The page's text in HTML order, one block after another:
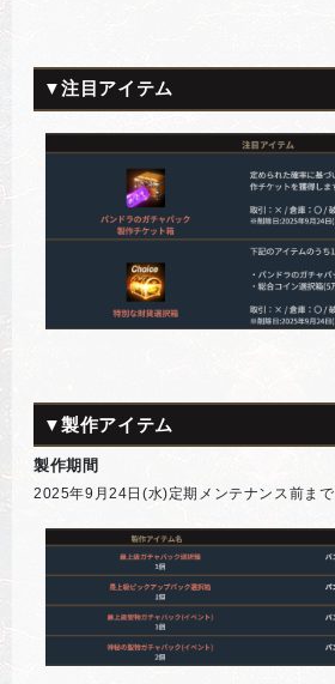
▼注目アイテム
▼製作アイテム
製作期間
2025年9月24日(水)定期メンテナンス前まで